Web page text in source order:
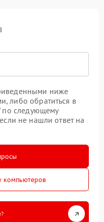
ниже
либо обратиться в
по следующему
если не нашли ответ на
компьютеров